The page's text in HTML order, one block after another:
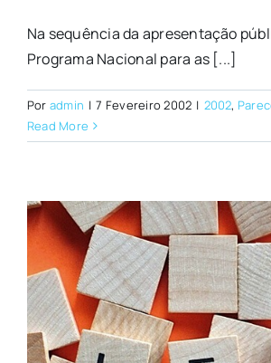
Na sequência da apresentação
Programa Nacional para as [...]
Por admin | 7 Fevereiro 2002 | 2002,
Read More